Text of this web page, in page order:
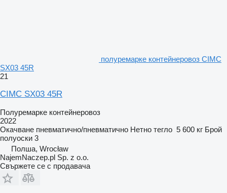
полуремарке контейнеровоз CIMC
SX03 45R
21
CIMC SX03 45R
Полуремарке контейнеровоз
2022
Окачване пневматично/пневматично Нетно тегло 5 600 кг Брой
полуоски 3
Полша, Wrocław
NajemNaczep.pl Sp. z o.o.
Свържете се с продавача